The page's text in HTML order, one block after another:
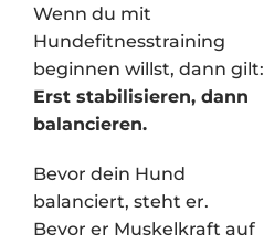
Wenn du mit
Hundefitnesstraining
beginnen willst, dann gilt:
Erst stabilisieren, dann
balancieren.
Bevor dein Hund
balanciert, steht er.
Bevor er Muskelkraft auf